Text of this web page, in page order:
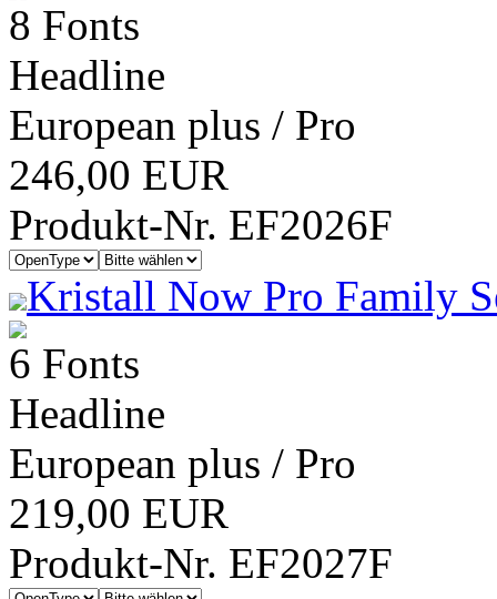
8 Fonts
Headline
European plus / Pro
246,00 EUR
Produkt-Nr. EF2026F
Kristall Now Pro Family
6 Fonts
Headline
European plus / Pro
219,00 EUR
Produkt-Nr. EF2027F